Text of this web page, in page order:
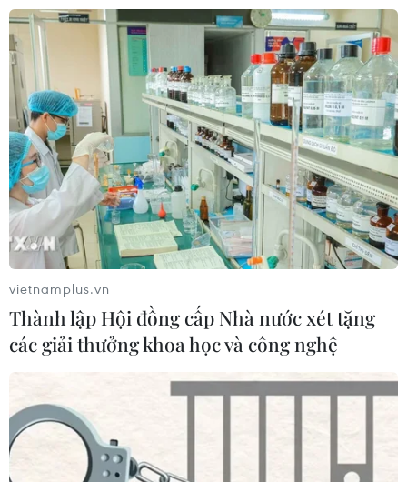
Điều chỉnh vận hành thủy điện Hòa Bình,
cấp nước an toàn cho Thủ đô
04/11/2021 02:58
Việc điều chỉnh chế độ vận hành nhà máy thủy điện
Hòa Bình từ nay đến đầu năm 2022 nhằm chủ động
phòng chống hạn hán, thiếu nước, bảo đảm cấp nước
an toàn cho Thủ đô Hà Nội.
vietnamplus.vn
Thành lập Hội đồng cấp Nhà nước xét tặng
các giải thưởng khoa học và công nghệ